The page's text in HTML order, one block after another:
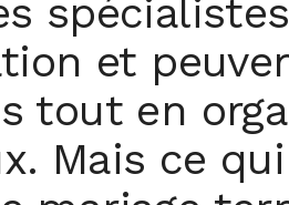
et
tout en
Mais ce